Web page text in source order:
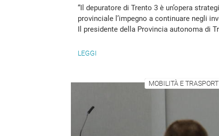
“Il depuratore di Trento 3 è un’opera
provinciale l’impegno a continuare negli
Il presidente della Provincia autonoma di
LEGGI
MOBILITÀ E